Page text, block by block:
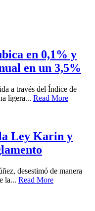
en 0,1% y
en un 3,5%
a través del Índice de
ligera... Read More
Ley Karin y
desestimó de manera
la... Read More